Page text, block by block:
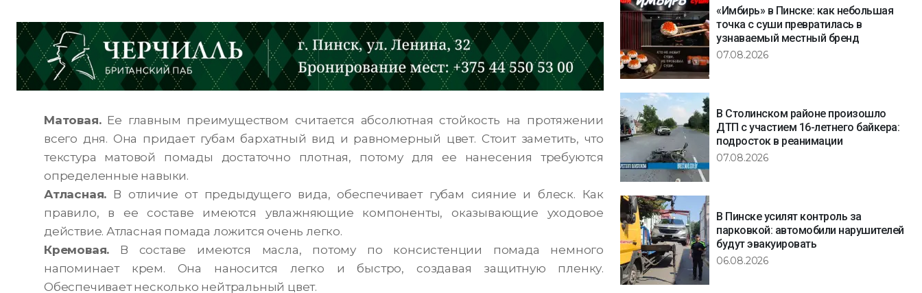
Матовая.Ее главным преимуществом считается абсолютная стойкость на протяжении
всего дня. Она придает губам бархатный вид и равномерный цвет. Стоит заметить, что
текстура матовой помады достаточно плотная, потому для ее нанесения требуются
определенные навыки.
Атласная. В отличие от предыдущего вида, обеспечивает губам сияние и блеск. Как
правило, в ее составе имеются увлажняющие компоненты, оказывающие уходовое
действие. Атласная помада ложится очень легко.
Кремовая. В составе имеются масла, потому по консистенции помада немного
напоминает крем. Она наносится легко и быстро, создавая защитную пленку.
Обеспечивает несколько нейтральный цвет.
«Имбирь» в Пинске: как небольшая
точка с суши превратилась в
узнаваемый местный бренд
07.08.2026
В Столинском районе произошло
ДТП с участием 16-летнего байкера:
подросток в реанимации
07.08.2026
В Пинске усилят контроль за
парковкой: автомобили нарушителей
будут эвакуировать
06.08.2026